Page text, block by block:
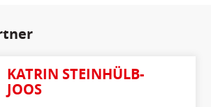
KATRIN STEINHÜLB-
JOOS